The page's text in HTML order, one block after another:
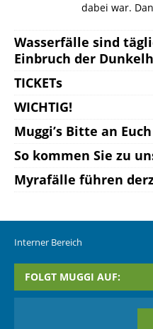
dabei war.
Wasserfälle sind
Einbruch der
TICKETs
WICHTIG!
Muggi’s Bitte an Euch
So kommen Sie zu
Myrafälle führen
Interner Bereich
FOLGT MUGGI AUF: